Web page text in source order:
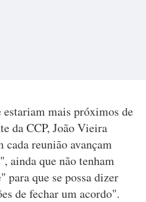
estariam mais próximos de
da CCP, João Vieira
cada reunião avançam
ainda que não tenham
para que se possa dizer
de fechar um acordo".